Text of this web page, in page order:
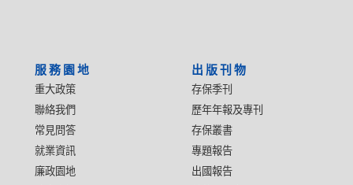
服務園地
重大政策
聯絡我們
常見問答
就業資訊
廉政園地
出版刊物
存保季刊
歷年年報及專刊
存保叢書
專題報告
出國報告